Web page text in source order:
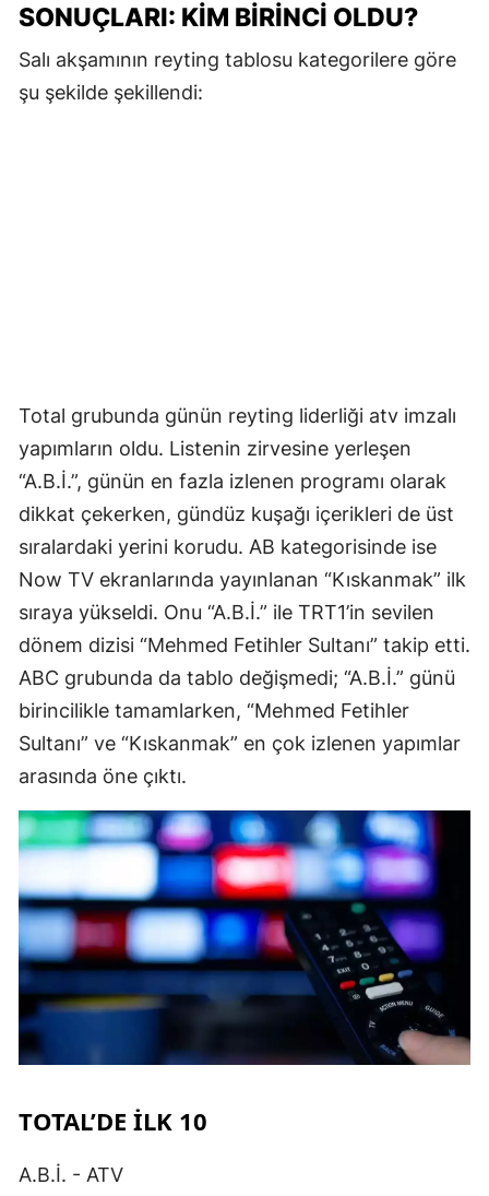
SONUÇLARI: KIM BIRINCI OLDU?
Salı akşamının reyting tablosu kategorilere göre
şu şekilde şekillendi:
Total grubunda günün reyting liderliği atv imzalı
yapımların oldu. Listenin zirvesine yerleşen
“A.B.İ.”, günün en fazla izlenen programı olarak
dikkat çekerken, gündüz kuşağı içerikleri de üst
sıralardaki yerini korudu. AB kategorisinde ise
Now TV ekranlarında yayınlanan “Kıskanmak” ilk
sıraya yükseldi. Onu “A.B.İ.” ile TRT1’in sevilen
dönem dizisi “Mehmed Fetihler Sultanı” takip etti.
ABC grubunda da tablo değişmedi; “A.B.İ.” günü
birincilikle tamamlarken, “Mehmed Fetihler
Sultanı” ve “Kıskanmak” en çok izlenen yapımlar
arasında öne çıktı.
TOTAL’DE İLK 10
A.B.İ. - ATV